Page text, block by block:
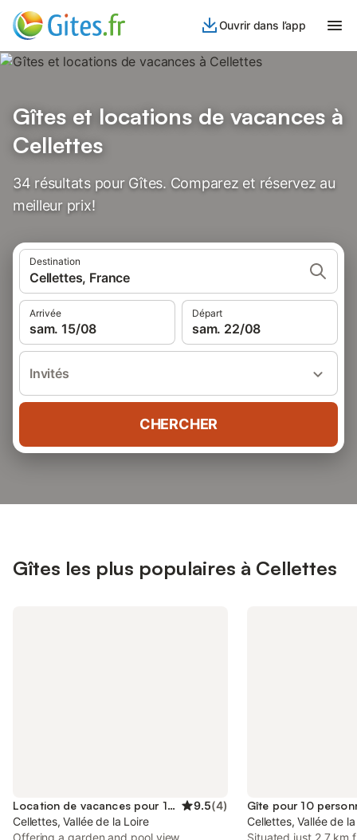
Ouvrir dans l’app
Gîtes et locations de vacances à
Cellettes
34 résultats pour Gîtes. Comparez et réservez au
meilleur prix!
Destination
Cellettes, France
Arrivée
sam. 15/08
Départ
sam. 22/08
Invités
CHERCHER
Gîtes les plus populaires à Cellettes
Location de vacances pour 10 personnes 9.5(4)
Cellettes, Vallée de la Loire
Offering a garden and pool view,
Gîte pour 10
Cellettes, Vallée de
Situated just 2.7 km